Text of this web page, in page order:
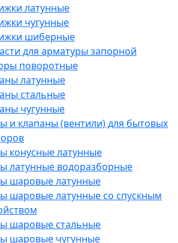
латунные
чугунные
шиберные
для арматуры запорной
поворотные
латунные
стальные
чугунные
и клапаны (вентили) для бытовых
конусные латунные
латунные водоразборные
шаровые латунные
шаровые латунные со спускным
шаровые стальные
шаровые чугунные